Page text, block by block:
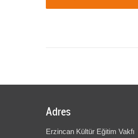
Adres
Erzincan Kültür Eğitim Vakfı